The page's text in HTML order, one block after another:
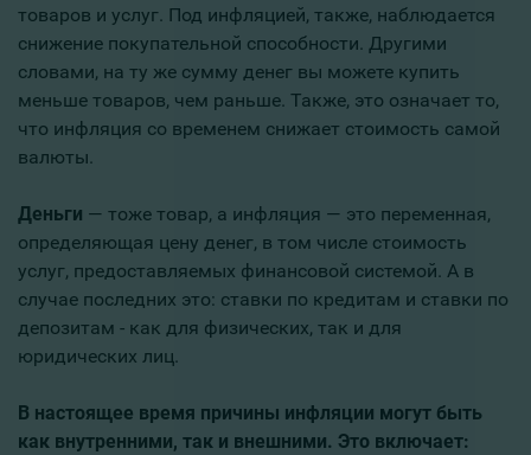
товаров и услуг. Под инфляцией, также, наблюдается
снижение покупательной способности. Другими
словами, на ту же сумму денег вы можете купить
меньше товаров, чем раньше. Также, это означает то,
что инфляция со временем снижает стоимость самой
валюты.
Деньги — тоже товар, а инфляция — это переменная,
определяющая цену денег, в том числе стоимость
услуг, предоставляемых финансовой системой. А в
случае последних это: ставки по кредитам и ставки по
депозитам - как для физических, так и для
юридических лиц.
В настоящее время причины инфляции могут быть
как внутренними, так и внешними. Это включает: